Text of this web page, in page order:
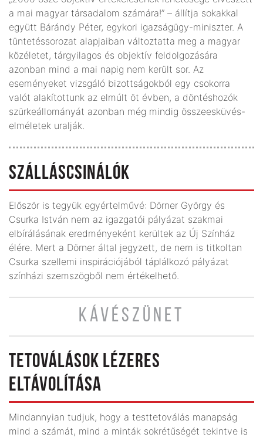
a mai magyar társadalom számára!” – állítja sokakkal
együtt Bárándy Péter, egykori igazságügy-miniszter. A
tüntetéssorozat alapjaiban változtatta meg a magyar
közéletet, tárgyilagos és objektív feldolgozására
azonban mind a mai napig nem került sor. Az
eseményeket vizsgáló bizottságokból egy csokorra
valót alakítottunk az elmúlt öt évben, a döntéshozók
szürkeállományát azonban még mindig összeesküvés-
elméletek uralják.
SZÁLLÁSCSINÁLÓK
Először is tegyük egyértelművé: Dörner György és
Csurka István nem az igazgatói pályázat szakmai
elbírálásának eredményeként kerültek az Új Színház
élére. Mert a Dörner által jegyzett, de nem is titkoltan
Csurka szellemi inspirációjából táplálkozó pályázat
színházi szemszögből nem értékelhető.
KÁVÉSZÜNET
TETOVÁLÁSOK LÉZERES
ELTÁVOLÍTÁSA
Mindannyian tudjuk, hogy a testtetoválás manapság
mind a számát, mind a minták sokrétűségét tekintve is